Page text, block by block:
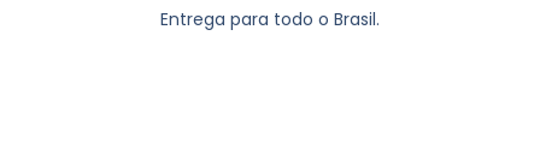
Entrega para todo o Brasil.